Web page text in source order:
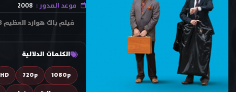
موعد الصدور : 2008
فيلم باك هوارد العظيم The Great Buck Howard 2008 يقوم شاب بأكثر عمل يثير غيظ والده ، وهو أن يصبح المساعد الجديد لساحر .
الكلمات الدلالية
1080p
720p
HD